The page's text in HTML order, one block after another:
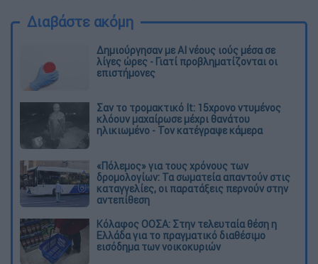
Διαβάστε ακόμη
Δημιούργησαν με AI νέους ιούς μέσα σε
λίγες ώρες - Γιατί προβληματίζονται οι
επιστήμονες
Σαν το τρομακτικό It: 15χρονο ντυμένος
κλόουν μαχαίρωσε μέχρι θανάτου
ηλικιωμένο - Τον κατέγραψε κάμερα
«Πόλεμος» για τους χρόνους των
δρομολογίων: Τα σωματεία απαντούν στις
καταγγελίες, οι παρατάξεις περνούν στην
αντεπίθεση
Κόλαφος ΟΟΣΑ: Στην τελευταία θέση η
Ελλάδα για το πραγματικό διαθέσιμο
εισόδημα των νοικοκυριών